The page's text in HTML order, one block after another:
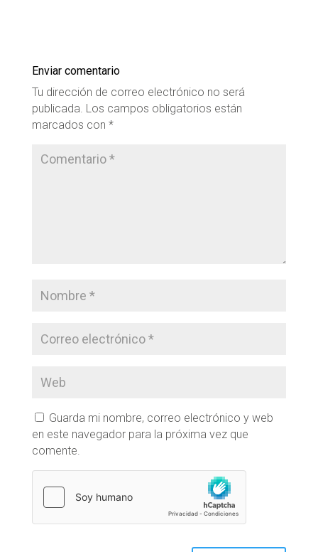
Enviar comentario
Tu dirección de correo electrónico no será
publicada. Los campos obligatorios están
marcados con *
Guarda mi nombre, correo electrónico y web
en este navegador para la próxima vez que
comente.